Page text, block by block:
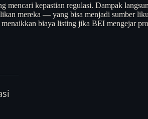
kepastian regulasi. Dampak
mereka — yang bisa menjadi sumber
menaikkan biaya listing jika BEI mengejar